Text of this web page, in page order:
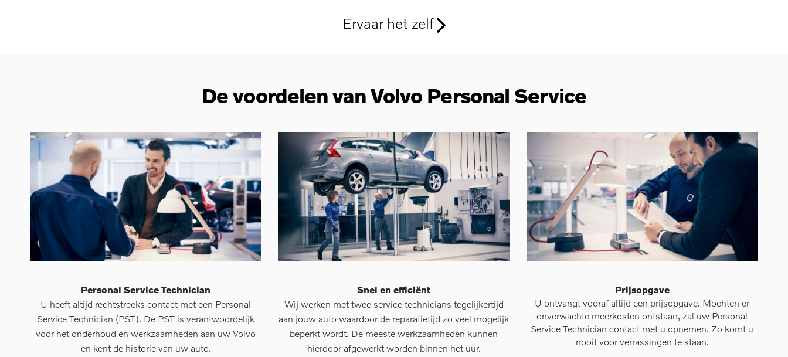
Ervaar het zelf
De voordelen van Volvo Personal Service
Personal Service Technician
U heeft altijd rechtstreeks contact met een Personal
Service Technician (PST). De PST is verantwoordelijk
voor het onderhoud en werkzaamheden aan uw Volvo
en kent de historie van uw auto.
Snel en efficiënt
Wij werken met twee service technicians tegelijkertijd
aan jouw auto waardoor de reparatietijd zo veel mogelijk
beperkt wordt. De meeste werkzaamheden kunnen
hierdoor afgewerkt worden binnen het uur.
Prijsopgave
U ontvangt vooraf altijd een prijsopgave. Mochten er
onverwachte meerkosten ontstaan, zal uw Personal
Service Technician contact met u opnemen. Zo komt u
nooit voor verrassingen te staan.